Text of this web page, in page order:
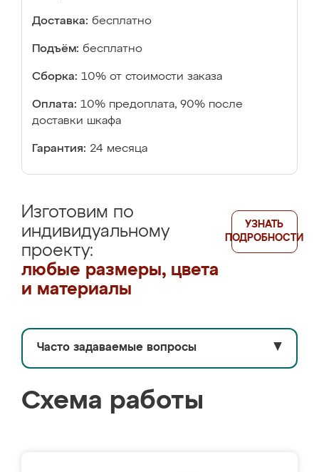
Доставка: бесплатно
Подъём: бесплатно
Сборка: 10% от стоимости заказа
Оплата: 10% предоплата, 90% после
доставки шкафа
Гарантия: 24 месяца
Изготовим по
индивидуальному
проекту:
любые размеры, цвета
и материалы
УЗНАТЬ
ПОДРОБНОСТИ
Часто задаваемые вопросы ▼
Схема работы